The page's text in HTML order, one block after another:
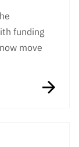
funding
move